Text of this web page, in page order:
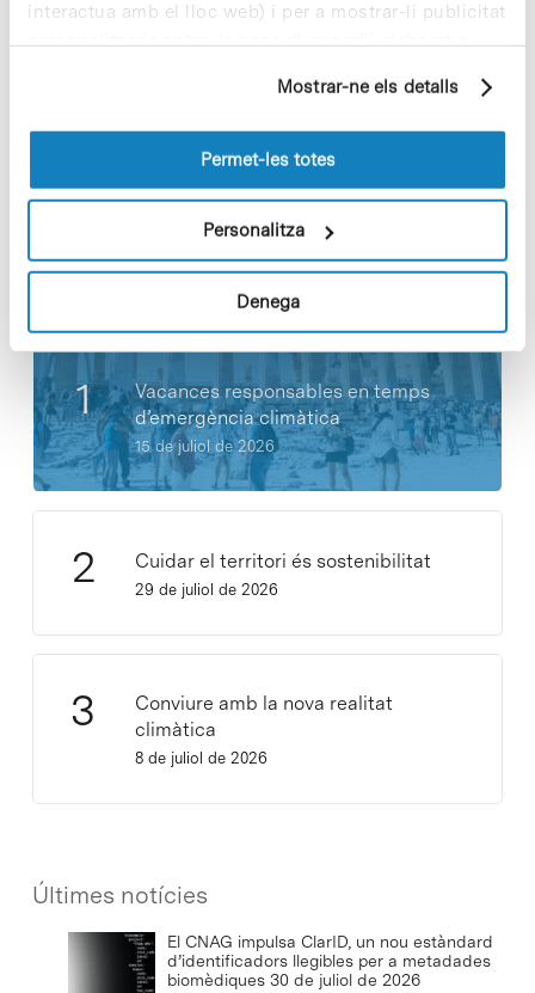
interactua amb el lloc web) i per a mostrar-li publicitat
personalitzada sobre la base d'un perfil elaborat a
pàgines visitades). Per a obtenir més informació sobre
les cookies pot consultar laPolítica de cookiesdel
Mostrar-ne els detalls
Permet-les totes
Personalitza
Denega
Notícies més vistes
Vacances responsables en temps
d’emergència climàtica
15 de juliol de 2026
Cuidar el territori és sostenibilitat
29 de juliol de 2026
Conviure amb la nova realitat
climàtica
8 de juliol de 2026
Últimes notícies
El CNAG impulsa ClarID, un nou estàndard
d’identificadors llegibles per a metadades
biomèdiques 30 de juliol de 2026